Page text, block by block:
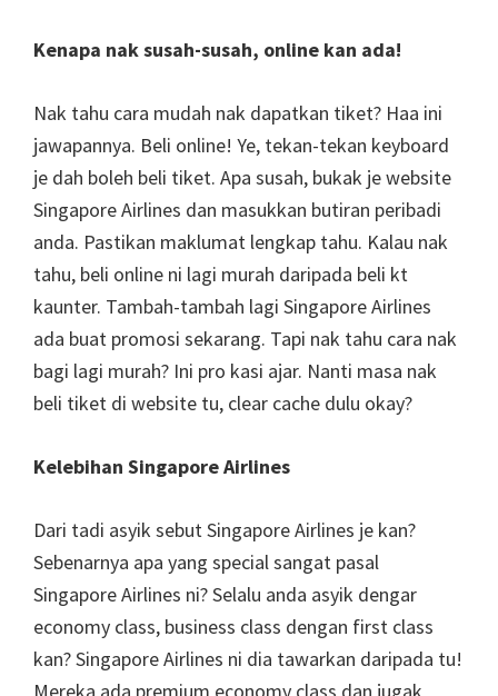
Kenapa nak susah-susah, online kan ada!
Nak tahu cara mudah nak dapatkan tiket? Haa ini
jawapannya. Beli online! Ye, tekan-tekan keyboard
je dah boleh beli tiket. Apa susah, bukak je website
Singapore Airlines dan masukkan butiran peribadi
anda. Pastikan maklumat lengkap tahu. Kalau nak
tahu, beli online ni lagi murah daripada beli kt
kaunter. Tambah-tambah lagi Singapore Airlines
ada buat promosi sekarang. Tapi nak tahu cara nak
bagi lagi murah? Ini pro kasi ajar. Nanti masa nak
beli tiket di website tu, clear cache dulu okay?
Kelebihan Singapore Airlines
Dari tadi asyik sebut Singapore Airlines je kan?
Sebenarnya apa yang special sangat pasal
Singapore Airlines ni? Selalu anda asyik dengar
economy class, business class dengan first class
kan? Singapore Airlines ni dia tawarkan daripada tu!